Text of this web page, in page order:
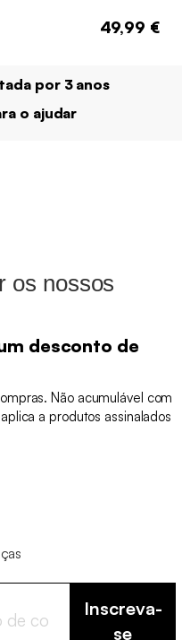
49,99 €
por 3 anos
o ajudar
os nossos
desconto de
Não acumulável com
a produtos assinalados
Inscreva-
se